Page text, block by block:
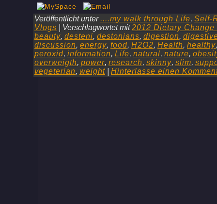
Veröffentlicht unter ....my walk through Life, Self-
Vlogs
Verschlagwortet mit 2012 Dietary Change
beauty, desteni, destonians, digestion,
discussion, energy, food, H2O2, Health, healthy
peroxid, information, Life, natural, nature,
overweigth, power, research, skinny, slim,
vegeterian, weight Hinterlasse einen